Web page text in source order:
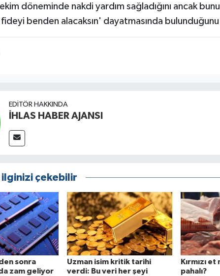
döneminde nakdi yardım sağladığını ancak
benden alacaksın' dayatmasında
EDITÖR HAKKINDA
İHLAS HABER AJANSI
ilginizi çekebilir
sonra
zam geliyor
Uzman isim kritik tarihi
verdi: Bu veri her şeyi
Kırmızı
pahalı?